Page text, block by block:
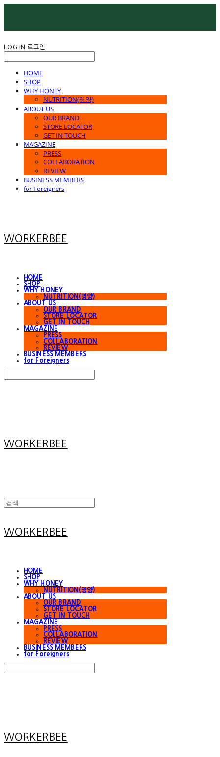
LOG IN 로그인
HOME
SHOP
WHY HONEY
NUTRITION(영양)
ABOUT US
OUR BRAND
STORE LOCATOR
GET IN TOUCH
MAGAZINE
PRESS
COLLABORATION
REVIEW
BUSINESS MEMBERS
for Foreigners
WORKERBEE
HOME
SHOP
WHY HONEY
NUTRITION(영양)
ABOUT US
OUR BRAND
STORE LOCATOR
GET IN TOUCH
MAGAZINE
PRESS
COLLABORATION
REVIEW
BUSINESS MEMBERS
for Foreigners
WORKERBEE
WORKERBEE
HOME
SHOP
WHY HONEY
NUTRITION(영양)
ABOUT US
OUR BRAND
STORE LOCATOR
GET IN TOUCH
MAGAZINE
PRESS
COLLABORATION
REVIEW
BUSINESS MEMBERS
for Foreigners
WORKERBEE